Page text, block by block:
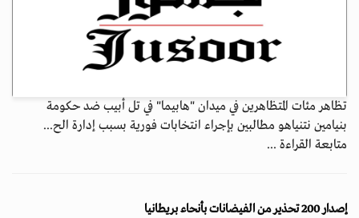
تظاهر مئات المتظاهرين في ميدان "هابيما" في تل أبيب ضد حكومة
بنيامين نتنياهو مطالبين بإجراء انتخابات فورية بسبب إدارة الح...
متابعة القراءة ...
إصدار 200 تحذير من الفيضانات بأنحاء بريطانيا